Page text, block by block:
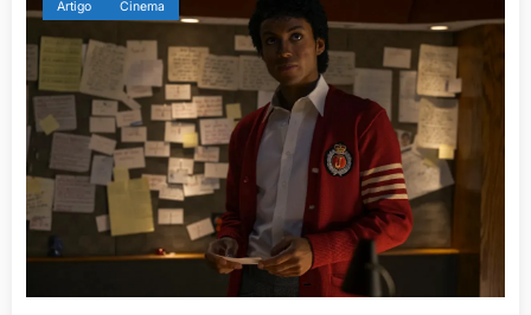
Artigo Cinema